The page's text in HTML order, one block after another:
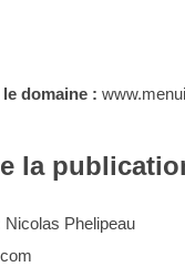
domaine :
la
Nicolas Phelipeau